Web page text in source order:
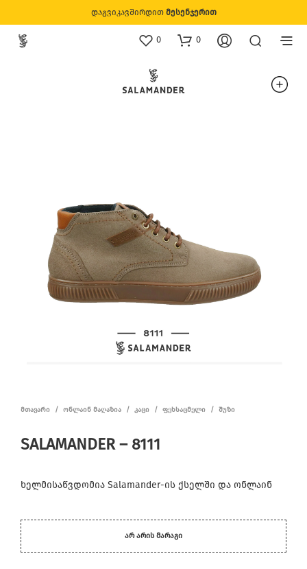
დაგვიკავშირდით მესენჯერით
0 0
ᲛᲗᲐᲕᲐᲠᲘ / ᲝᲜᲚᲐᲘᲜ ᲛᲐᲦᲐᲖᲘᲐ / ᲙᲐᲪᲘ / ᲤᲔᲮᲡᲐᲪᲛᲔᲚᲘ / ᲨᲣᲖᲘ
SALAMANDER – 8111
ხელმისაწვდომია Salamander-ის ქსელში და ონლაინ
ᲐᲠ ᲐᲠᲘᲡ ᲛᲐᲠᲐᲒᲘ